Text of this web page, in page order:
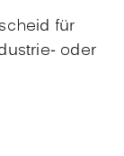
für
oder